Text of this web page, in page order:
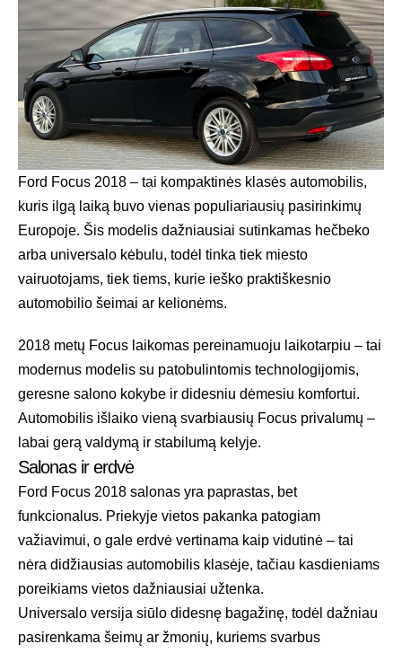
Ford Focus 2018 – tai kompaktinės klasės automobilis,
kuris ilgą laiką buvo vienas populiariausių pasirinkimų
Europoje. Šis modelis dažniausiai sutinkamas hečbeko
arba universalo kėbulu, todėl tinka tiek miesto
vairuotojams, tiek tiems, kurie ieško praktiškesnio
automobilio šeimai ar kelionėms.
2018 metų Focus laikomas pereinamuoju laikotarpiu – tai
modernus modelis su patobulintomis technologijomis,
geresne salono kokybe ir didesniu dėmesiu komfortui.
Automobilis išlaiko vieną svarbiausių Focus privalumų –
labai gerą valdymą ir stabilumą kelyje.
Salonas ir erdvė
Ford Focus 2018 salonas yra paprastas, bet
funkcionalus. Priekyje vietos pakanka patogiam
važiavimui, o gale erdvė vertinama kaip vidutinė – tai
nėra didžiausias automobilis klasėje, tačiau kasdieniams
poreikiams vietos dažniausiai užtenka.
Universalo versija siūlo didesnę bagažinę, todėl dažniau
pasirenkama šeimų ar žmonių, kuriems svarbus